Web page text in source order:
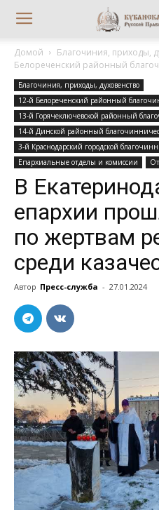
Домой Благочиния, приходы,
Белореченский районный
Благочиния, приходы, духовенство
12-й Белореченский районный
13-й Горячеключевской районный
14-й Динской районный
3-й Краснодарский городской
Епархиальные отделы и комиссии
В
епархии
по жертвам
среди
Автор Пресс-служба - 27.01.2024